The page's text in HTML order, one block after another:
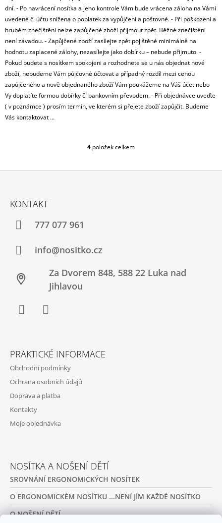
dní. - Po navrácení nosítka a jeho kontrole Vám bude vrácena záloha na Vámi
uvedené č. účtu snížena o poplatek za vypůjčení a poštovné. - Při poškození a
hrubém znečištění nelze zapůjčené zboží přijmout zpět. Běžné znečištění
není závadou. - Zapůjčené zboží zasílejte zpět pojištěné minimálně na
hodnotu zaplacené zálohy, nezasílejte jako dobírku – nebude přijmuto. -
Pokud budete s nosítkem spokojeni a rozhodnete se u nás objednat nové
zboží, nebudeme Vám půjčovné účtovat a případný rozdíl mezi cenou
zapůjčeného a nově objednaného zboží Vám poukážeme na Váš účet nebo
Vy doplatíte formou dobírky či bankovním převodem. - Při objednávce uveďte
( v poznámce ) prosím termín, ve kterém si přejete zboží zapůjčit. Budeme
Vás kontaktovat ...
O
L
V
4 položek celkem
KONTAKT
777 077 961
info@nositko.cz
Za Dvorem 848, 588 22 Luka nad
Jihlavou
PRAKTICKÉ INFORMACE
Obchodní podmínky
Ochrana osobních údajů
Doprava a platba
Kontakty
Moje objednávka
NOSÍTKA A NOŠENÍ DĚTÍ
SROVNÁNÍ ERGONOMICKÝCH NOSÍTEK
O ERGONOMICKÉM NOSÍTKU ...NENÍ JÍM KAŽDÉ NOSÍTKO
O NOŠENÍ DĚTÍ